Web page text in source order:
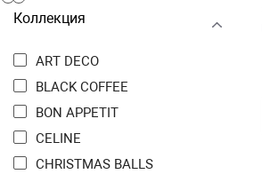
Коллекция
ART DECO
BLACK COFFEЕ
BON APPETIT
CELINE
CHRISTMAS BALLS